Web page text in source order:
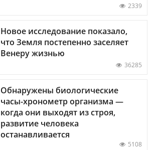
2339
Новое исследование показало,
что Земля постепенно заселяет
Венеру жизнью
36285
Обнаружены биологические
часы-хронометр организма —
когда они выходят из строя,
развитие человека
останавливается
5108